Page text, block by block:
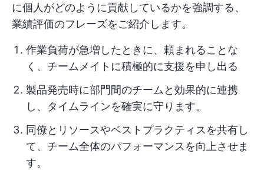
に個人がどのように貢献しているかを強調する、
業績評価のフレーズをご紹介します。
作業負荷が急増したときに、頼まれることな
く、チームメイトに積極的に支援を申し出る
製品発売時に部門間のチームと効果的に連携
し、タイムラインを確実に守ります。
同僚とリソースやベストプラクティスを共有し
て、チーム全体のパフォーマンスを向上させま
す。